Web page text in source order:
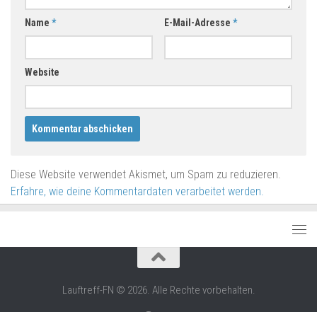
Name * E-Mail-Adresse *
Website
Diese Website verwendet Akismet, um Spam zu reduzieren.
Erfahre, wie deine Kommentardaten verarbeitet werden.
Lauftreff-FN © 2026. Alle Rechte vorbehalten.